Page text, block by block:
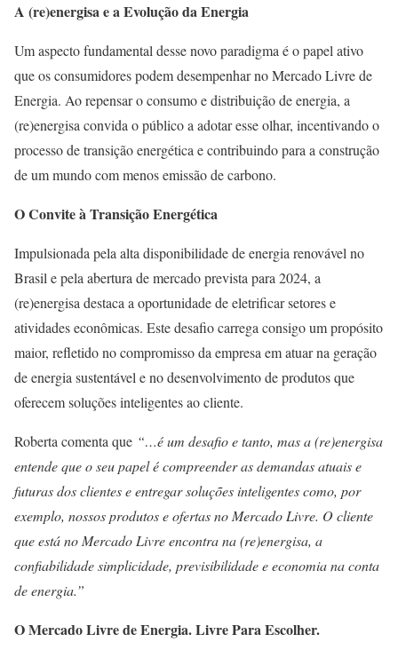
A (re)energisa e a Evolução da Energia
Um aspecto fundamental desse novo paradigma é o papel ativo
que os consumidores podem desempenhar no Mercado Livre de
Energia. Ao repensar o consumo e distribuição de energia, a
(re)energisa convida o público a adotar esse olhar, incentivando o
processo de transição energética e contribuindo para a construção
de um mundo com menos emissão de carbono.
O Convite à Transição Energética
Impulsionada pela alta disponibilidade de energia renovável no
Brasil e pela abertura de mercado prevista para 2024, a
(re)energisa destaca a oportunidade de eletrificar setores e
atividades econômicas. Este desafio carrega consigo um propósito
maior, refletido no compromisso da empresa em atuar na geração
de energia sustentável e no desenvolvimento de produtos que
oferecem soluções inteligentes ao cliente.
Roberta comenta que “…é um desafio e tanto, mas a (re)energisa
entende que o seu papel é compreender as demandas atuais e
futuras dos clientes e entregar soluções inteligentes como, por
exemplo, nossos produtos e ofertas no Mercado Livre. O cliente
que está no Mercado Livre encontra na (re)energisa, a
confiabilidade simplicidade, previsibilidade e economia na conta
de energia.”
O Mercado Livre de Energia. Livre Para Escolher.